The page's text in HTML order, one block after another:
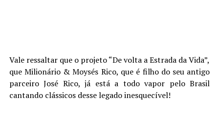
Vale ressaltar que o projeto “De volta a Estrada da Vida”,
que Milionário & Moysés Rico, que é filho do seu antigo
parceiro José Rico, já está a todo vapor pelo Brasil
cantando clássicos desse legado inesquecível!